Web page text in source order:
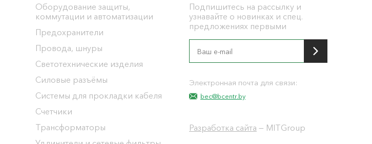
Оборудование защиты,
коммутации и автоматизации
Предохранители
Провода, шнуры
Светотехнические изделия
Силовые разъёмы
Системы для прокладки кабеля
Счетчики
Трансформаторы
Подпишитесь на рассылку и
узнавайте о новинках и спец.
предложениях первыми
Электронная почта для связи:
bec@bcentr.by
Разработка сайта — MITGroup